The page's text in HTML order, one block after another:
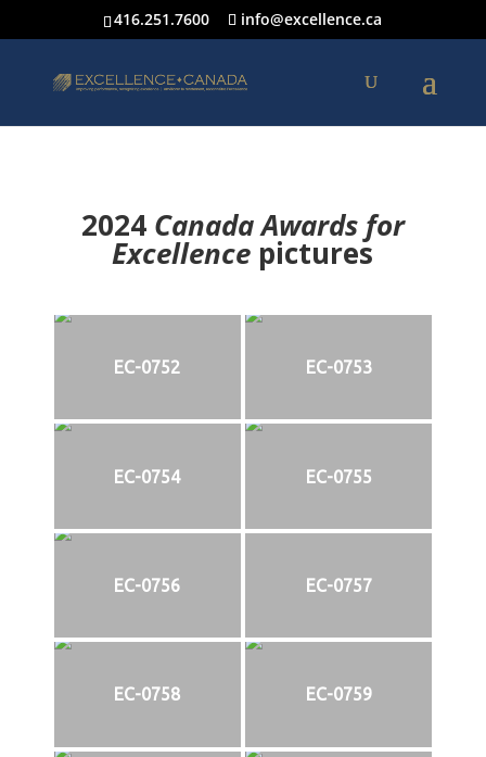
416.251.7600 info@excellence.ca
2024 Canada Awards for
Excellence pictures
EC-0752 EC-0753
EC-0754 EC-0755
EC-0756 EC-0757
EC-0758 EC-0759